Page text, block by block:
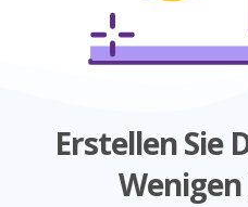
Erstellen Sie